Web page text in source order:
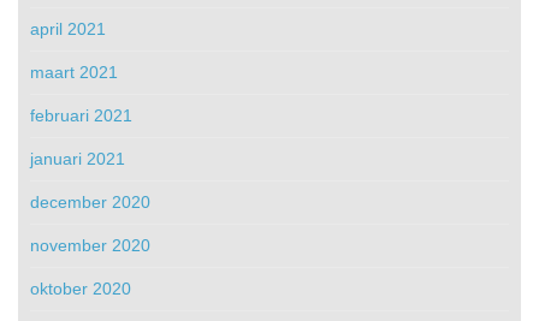
april 2021
maart 2021
februari 2021
januari 2021
december 2020
november 2020
oktober 2020